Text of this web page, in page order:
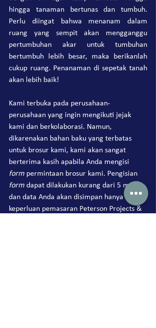
hingga tanaman bertunas dan tumbuh.
Perlu diingat bahwa menanam dalam
ruang yang sempit akan mengganggu
pertumbuhan akar untuk tumbuhan
bertumbuh lebih besar, maka berikanlah
cukup ruang. Penanaman di sepetak tanah
akan lebih baik!
Kami terbuka pada perusahaan-
perusahaan yang ingin mengikuti jejak
kami dan berkolaborasi. Namun,
dikarenakan bahan baku yang terbatas
untuk brosur kami, kami akan sangat
berterima kasih apabila Anda mengisi
form permintaan brosur kami. Pengisian
form dapat dilakukan kurang dari 5 menit
dan data Anda akan disimpan hanya untuk
keperluan pemasaran Peterson Projects &